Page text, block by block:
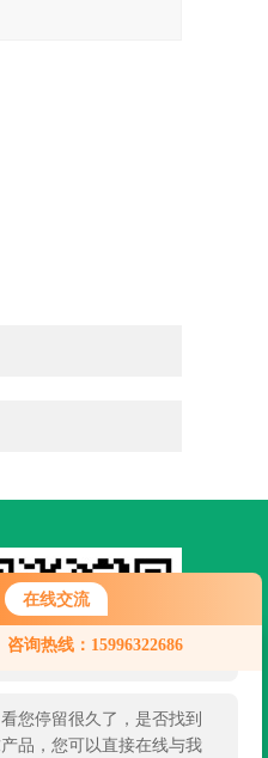
在线交流
咨询热线：15996322686
迎前来咨询，很高兴为您
请问您要咨询什么问题呢？
您停留很久了，是否找到
品，您可以直接在线与我